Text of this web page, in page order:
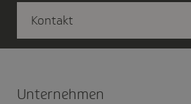
Kontakt
Unter­nehmen